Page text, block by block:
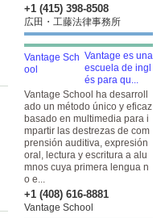
+1 (415) 398-8508
広田・工藤法律事務所
Vantage es una
escuela de ingl
és para qu...
Vantage School ha desarroll
ado un método único y eficaz
basado en multimedia para i
mpartir las destrezas de com
prensión auditiva, expresión
oral, lectura y escritura a alu
mnos cuya primera lengua n
o e...
+1 (408) 616-8881
Vantage School